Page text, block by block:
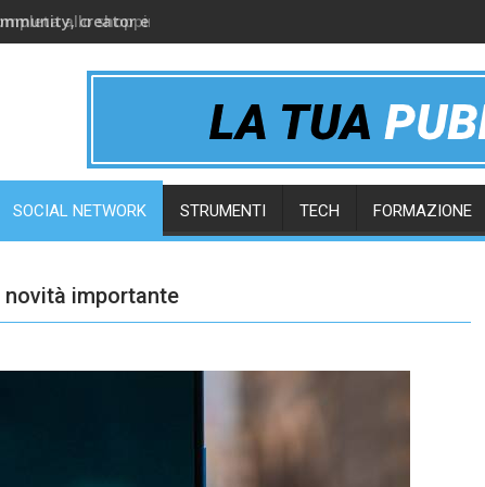
creator e gruppi online
SOCIAL NETWORK STRUMENTI TECH FORMAZIONE
novità importante